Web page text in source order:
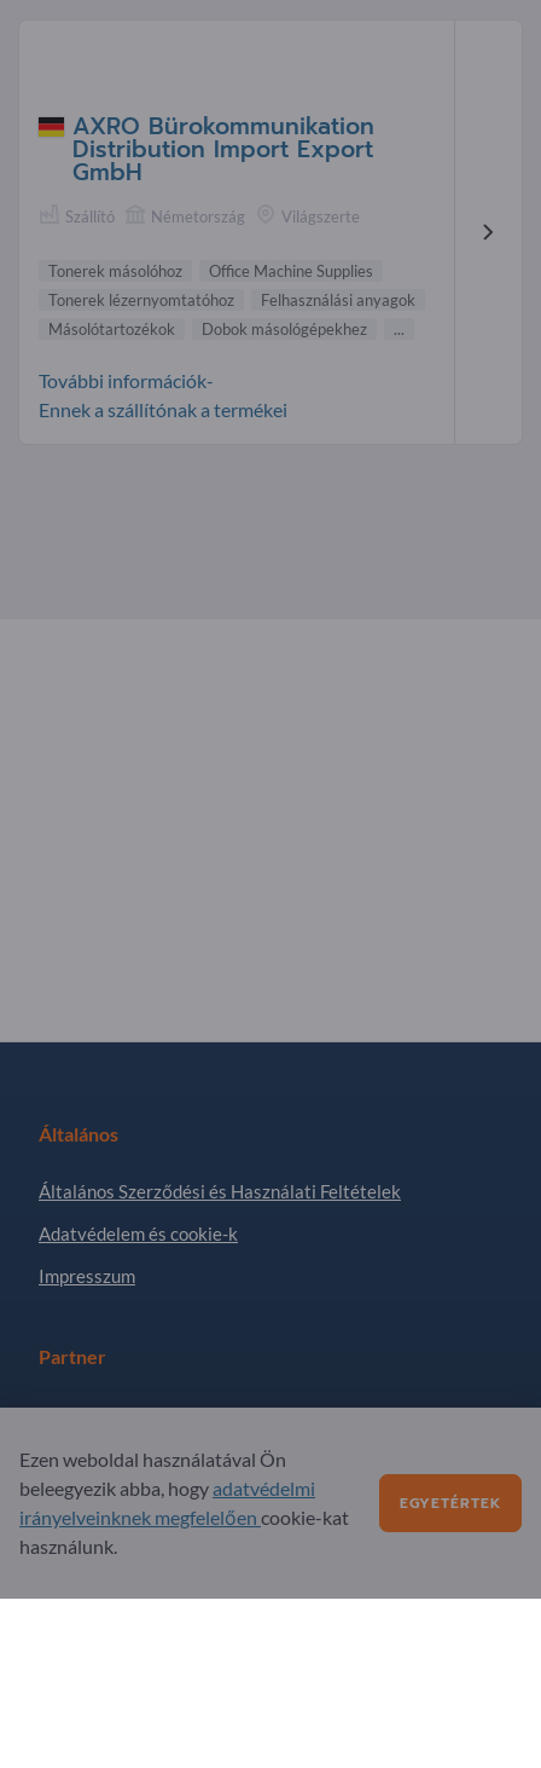
AXRO Bürokommunikation
Distribution Import Export
GmbH
Szállító Németország Világszerte
Tonerek másolóhoz
Office Machine Supplies
Tonerek lézernyomtatóhoz
Felhasználási anyagok
Másolótartozékok
Dobok másológépekhez ...
További információk-
Ennek a szállítónak a termékei
Általános
Általános Szerződési és Használati Feltételek
Adatvédelem és cookie-k
Impresszum
Partner
Regisztráljon partnerként
Feliratkozás hírlevélre
Kérdések?
GYIK
Ezen weboldal használatával Ön
beleegyezik abba, hogy adatvédelmi
irányelveinknek megfelelően cookie-kat
használunk.
EGYETÉRTEK